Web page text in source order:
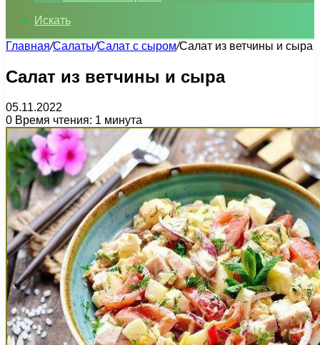
Искать
Главная/Салаты/Салат с сыром/Салат из ветчины и сыра
Салат из ветчины и сыра
05.11.2022
0 Время чтения: 1 минута